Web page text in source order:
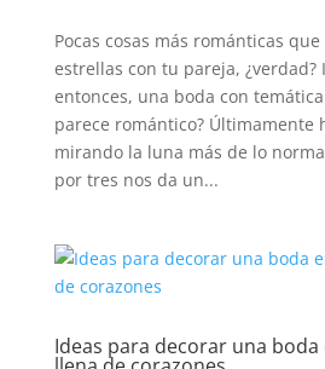
Pocas cosas más románticas
estrellas con tu pareja, ¿verdad?
entonces, una boda con
parece romántico? Últimamente
mirando la luna más de lo
por tres nos da un...
Ideas para decorar una boda